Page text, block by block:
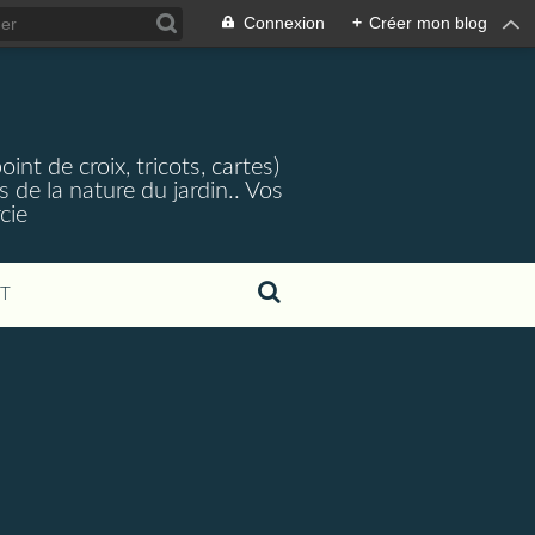
Connexion + Créer mon blog
de croix, tricots, cartes)
de la nature du jardin.. Vos